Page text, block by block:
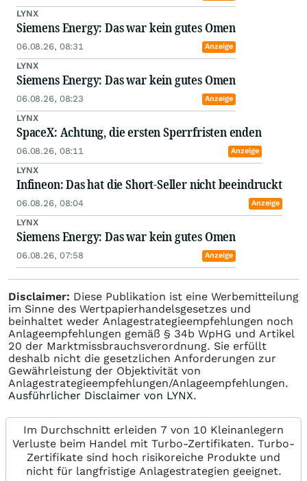
LYNX
Siemens Energy: Das war kein gutes Omen
06.08.26, 08:31 Anzeige
LYNX
Siemens Energy: Das war kein gutes Omen
06.08.26, 08:23 Anzeige
LYNX
SpaceX: Achtung, die ersten Sperrfristen enden
06.08.26, 08:11 Anzeige
LYNX
Infineon: Das hat die Short-Seller nicht beeindruckt
06.08.26, 08:04 Anzeige
LYNX
Siemens Energy: Das war kein gutes Omen
06.08.26, 07:58 Anzeige
Disclaimer: Diese Publikation ist eine Werbemitteilung
im Sinne des Wertpapierhandelsgesetzes und
beinhaltet weder Anlagestrategieempfehlungen noch
Anlageempfehlungen gemäß § 34b WpHG und Artikel
20 der Marktmissbrauchsverordnung. Sie erfüllt
deshalb nicht die gesetzlichen Anforderungen zur
Gewährleistung der Objektivität von
Anlagestrategieempfehlungen/Anlageempfehlungen.
Ausführlicher Disclaimer von LYNX.
Im Durchschnitt erleiden 7 von 10 Kleinanlegern
Verluste beim Handel mit Turbo-Zertifikaten. Turbo-
Zertifikate sind hoch risikoreiche Produkte und
nicht für langfristige Anlagestrategien geeignet.